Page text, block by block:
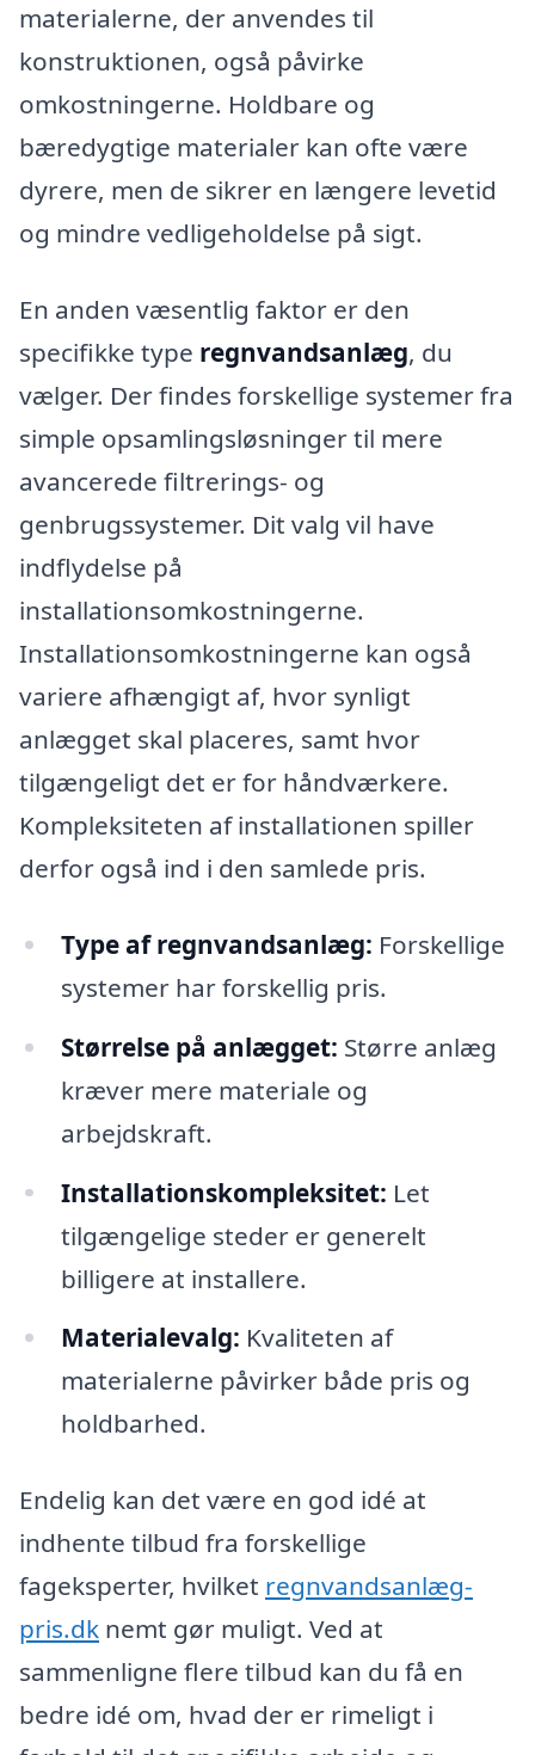
materialerne, der anvendes til
konstruktionen, også påvirke
omkostningerne. Holdbare og
bæredygtige materialer kan ofte være
dyrere, men de sikrer en længere levetid
og mindre vedligeholdelse på sigt.
En anden væsentlig faktor er den
specifikke type regnvandsanlæg, du
vælger. Der findes forskellige systemer fra
simple opsamlingsløsninger til mere
avancerede filtrerings- og
genbrugssystemer. Dit valg vil have
indflydelse på
installationsomkostningerne.
Installationsomkostningerne kan også
variere afhængigt af, hvor synligt
anlægget skal placeres, samt hvor
tilgængeligt det er for håndværkere.
Kompleksiteten af installationen spiller
derfor også ind i den samlede pris.
Type af regnvandsanlæg: Forskellige
systemer har forskellig pris.
Størrelse på anlægget: Større anlæg
kræver mere materiale og
arbejdskraft.
Installationskompleksitet: Let
tilgængelige steder er generelt
billigere at installere.
Materialevalg: Kvaliteten af
materialerne påvirker både pris og
holdbarhed.
Endelig kan det være en god idé at
indhente tilbud fra forskellige
fageksperter, hvilket regnvandsanlæg-
pris.dk nemt gør muligt. Ved at
sammenligne flere tilbud kan du få en
bedre idé om, hvad der er rimeligt i